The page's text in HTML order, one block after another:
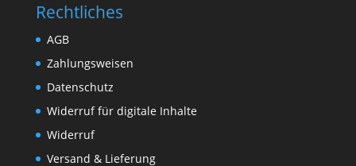
Rechtliches
AGB
Zahlungsweisen
Datenschutz
Widerruf für digitale Inhalte
Widerruf
Versand & Lieferung